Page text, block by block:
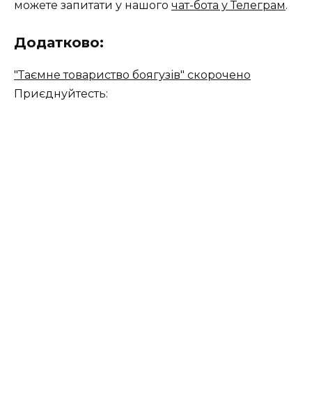
можете запитати у нашого чат-бота у Телеграм.
Додатково:
"Таємне товариство боягузів" скорочено
Приєднуйтесть: